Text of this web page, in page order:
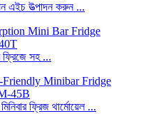
এইচ উত্পাদন করুন ...
ফ্রিজে সহ ...
ফ্রিজ থার্মোয়েল ...